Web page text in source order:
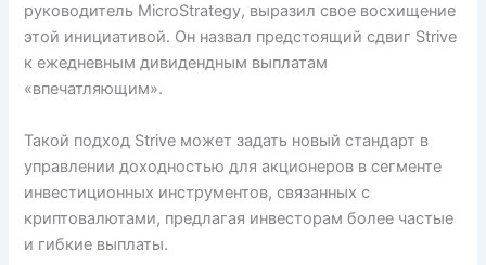
руководитель MicroStrategy, выразил свое восхищение
этой инициативой. Он назвал предстоящий сдвиг Strive
к ежедневным дивидендным выплатам
«впечатляющим».
Такой подход Strive может задать новый стандарт в
управлении доходностью для акционеров в сегменте
инвестиционных инструментов, связанных с
криптовалютами, предлагая инвесторам более частые
и гибкие выплаты.